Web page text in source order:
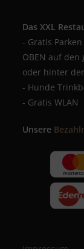
Das XXL
- Gratis
OBEN auf den
oder hinter
- Hunde
- Gratis WLAN
Unsere